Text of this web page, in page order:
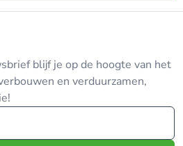
blijf je op de hoogte van het
en verduurzamen,